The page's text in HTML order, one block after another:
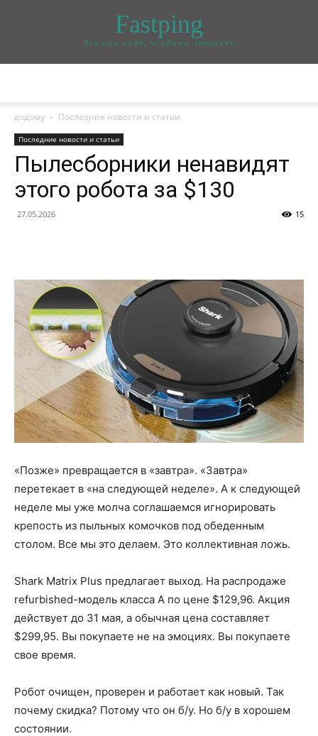
Fastping
Все про софт, windows, інтернет
додому Последние новости и статьи
Последние новости и статьи
Пылесборники ненавидят
этого робота за $130
27.05.2026 15
«Позже» превращается в «завтра». «Завтра»
перетекает в «на следующей неделе». А к следующей
неделе мы уже молча соглашаемся игнорировать
крепость из пыльных комочков под обеденным
столом. Все мы это делаем. Это коллективная ложь.
Shark Matrix Plus предлагает выход. На распродаже
refurbished-модель класса А по цене $129,96. Акция
действует до 31 мая, а обычная цена составляет
$299,95. Вы покупаете не на эмоциях. Вы покупаете
свое время.
Робот очищен, проверен и работает как новый. Так
почему скидка? Потому что он б/у. Но б/у в хорошем
состоянии.